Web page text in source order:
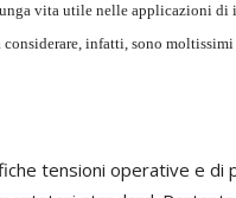
vita utile nelle applicazioni
infatti, sono
tensioni operative e di